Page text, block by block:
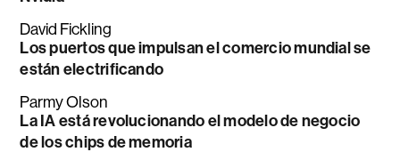
David Fickling
Los puertos que impulsan el comercio mundial se
están electrificando
Parmy Olson
La IA está revolucionando el modelo de negocio
de los chips de memoria